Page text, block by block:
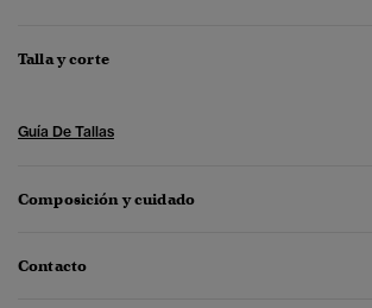
Talla y corte
Guía De Tallas
Composición y cuidado
Contacto